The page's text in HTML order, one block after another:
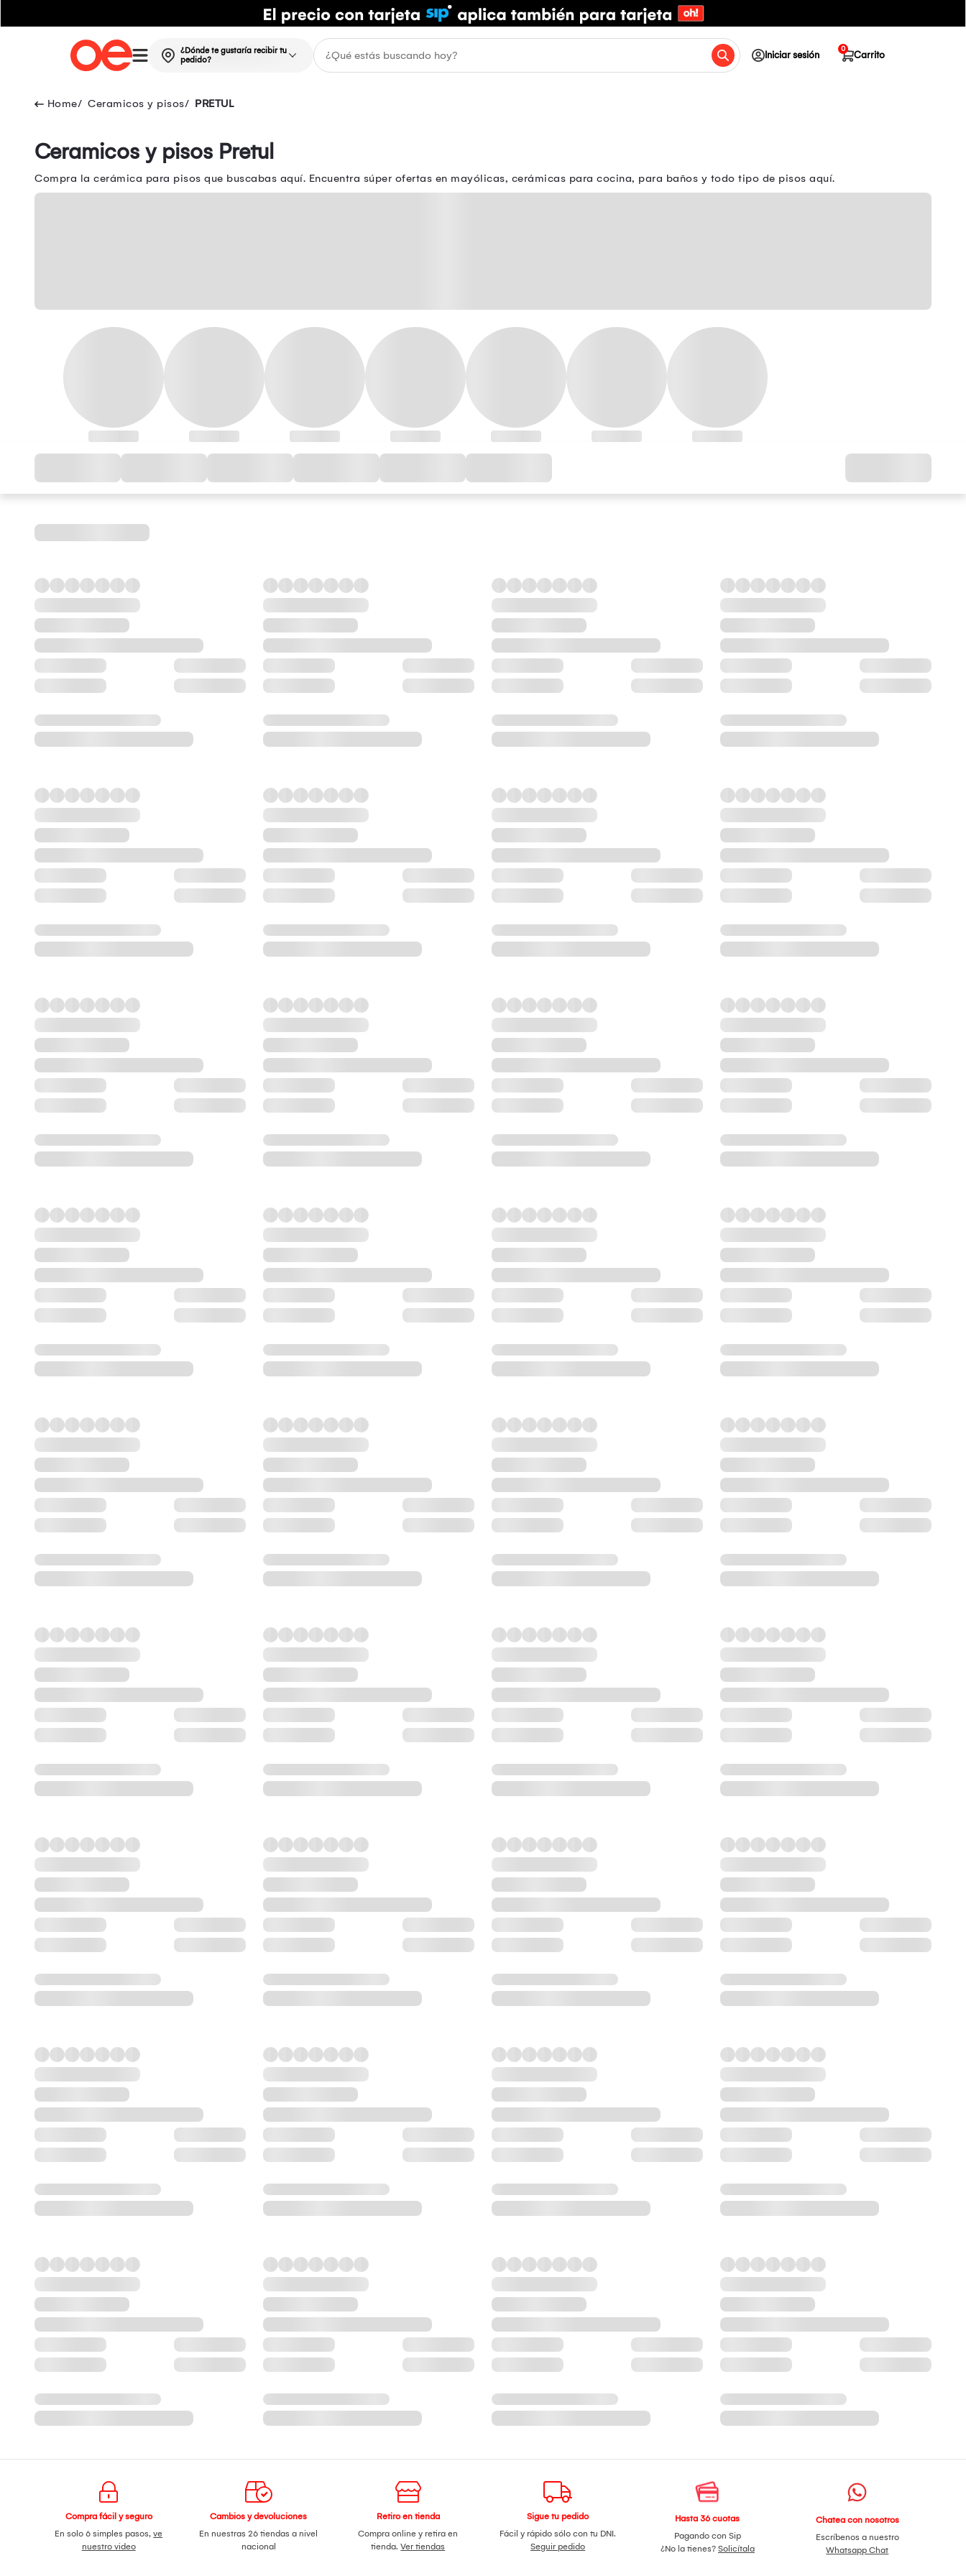
¿Dónde te gustaría recibir tu
pedido?
Iniciar sesión Carrito
0
Ceramicos y pisos PRETUL
Ceramicos y pisos Pretul
Compra la cerámica para pisos que buscabas aquí. Encuentra súper ofertas en mayólicas, cerámicas para cocina, para baños y todo tipo de pisos aquí.
Compra fácil y seguro
En solo 6 simples pasos,ve
nuestro video
Cambios y devoluciones
En nuestras 26 tiendas a nivel
nacional
Retiro en tienda
Compra online y retira en
tienda.Ver tiendas
Sigue tu pedido
Fácil y rápido sólo con tu DNI.
Seguir pedido
Hasta 36 cuotas
Pagando con Sip
¿No la tienes? Solicítala
Chatea con nosotros
Escríbenos a nuestro
Whatsapp Chat